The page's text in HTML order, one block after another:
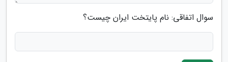
سوال اتفاقی: نام پایتخت ایران چیست؟